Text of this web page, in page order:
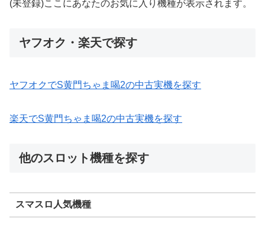
(未登録)ここにあなたのお気に入り機種が表示されます。
ヤフオク・楽天で探す
ヤフオクでS黄門ちゃま喝2の中古実機を探す
楽天でS黄門ちゃま喝2の中古実機を探す
他のスロット機種を探す
スマスロ人気機種